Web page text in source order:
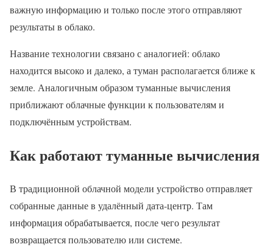
важную информацию и только после этого отправляют
результаты в облако.
Название технологии связано с аналогией: облако
находится высоко и далеко, а туман располагается ближе к
земле. Аналогичным образом туманные вычисления
приближают облачные функции к пользователям и
подключённым устройствам.
Как работают туманные вычисления
В традиционной облачной модели устройство отправляет
собранные данные в удалённый дата-центр. Там
информация обрабатывается, после чего результат
возвращается пользователю или системе.